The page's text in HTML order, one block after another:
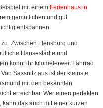
mit einem Ferienhaus in
gemütlichen und gut
entspannen.
Zwischen Flensburg und
Hansestädte und
könnt ihr kilometerweit Fahrrad
Sassnitz aus ist der kleinste
mit den bekannten
erreichbar. Wer einen perfekten
das auch mit einer kurzen